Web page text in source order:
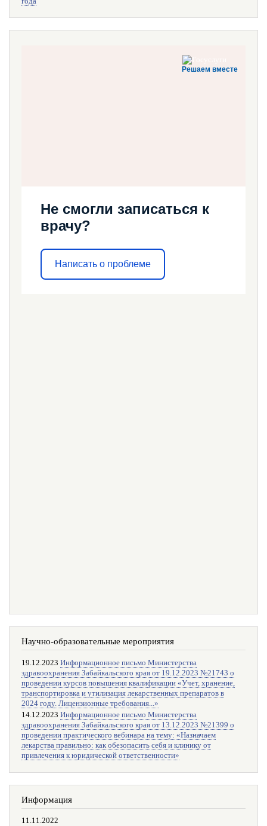
Решаем вместе
Не смогли записаться к
врачу?
Написать о проблеме
Научно-образовательные мероприятия
19.12.2023 Информационное письмо Министерства
здравоохранения Забайкальского края от 19.12.2023 №21743 о
проведении курсов повышения квалификации «Учет, хранение,
транспортировка и утилизация лекарственных препаратов в
2024 году. Лицензионные требования...»
14.12.2023 Информационное письмо Министерства
здравоохранения Забайкальского края от 13.12.2023 №21399 о
проведении практического вебинара на тему: «Назначаем
лекарства правильно: как обезопасить себя и клинику от
привлечения к юридической ответственности»
Информация
11.11.2022